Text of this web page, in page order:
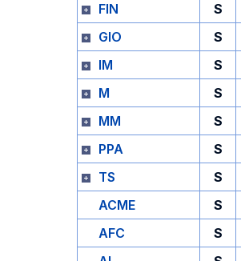
FIN
S
GIO
S
IM
S
M
S
MM
S
PPA
S
TS
S
ACME
S
AFC
S